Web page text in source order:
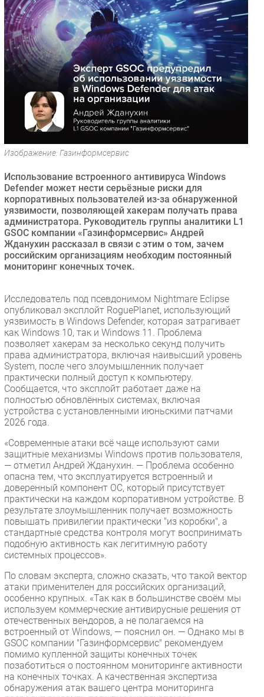
ПО
Outsourcing
Кадры
Регулирование
Финансы
Web
Безопасность
Инновации
Гаджеты
Здоровье
РАЗДЕЛЫ
Новости
Аналитика
Интервью
Проекты
IT класс
Тестовый стенд
Каталог компаний
Изображение: Газинформсервис
Использование встроенного антивируса Windows
Defender может нести серьёзные риски для
корпоративных пользователей из-за обнаруженной
уязвимости, позволяющей хакерам получать права
администратора. Руководитель группы аналитики L1
GSOC компании «Газинформсервис» Андрей
Жданухин рассказал в связи с этим о том, зачем
российским организациям необходим постоянный
мониторинг конечных точек.
Исследователь под псевдонимом Nightmare Eclipse
опубликовал эксплойт RoguePlanet, использующий
уязвимость в Windows Defender, которая затрагивает
как Windows 10, так и Windows 11. Проблема
позволяет хакерам за несколько секунд получить
права администратора, включая наивысший уровень
System, после чего злоумышленник получает
практически полный доступ к компьютеру.
Сообщается, что эксплойт работает даже на
полностью обновлённых системах, включая
устройства с установленными июньскими патчами
2026 года.
«Современные атаки всё чаще используют сами
защитные механизмы Windows против пользователя,
— отметил Андрей Жданухин. — Проблема особенно
опасна тем, что эксплуатируется встроенный и
доверенный компонент ОС, который присутствует
практически на каждом корпоративном устройстве. В
результате злоумышленник получает возможность
повышать привилегии практически "из коробки", а
стандартные средства контроля могут воспринимать
подобную активность как легитимную работу
системных процессов».
По словам эксперта, сложно сказать, что такой вектор
атаки применителен для российских организаций,
особенно крупных. «Так как в большинстве своём мы
используем коммерческие антивирусные решения от
отечественных вендоров, а не полагаемся на
встроенный от Windows, — пояснил он. — Однако мы в
GSOC компании "Газинформсервис" рекомендуем
помимо купленной защиты конечных точек
позаботиться о постоянном мониторинге активности
на конечных точках. А качественная экспертиза
обнаружения атак вашего центра мониторинга